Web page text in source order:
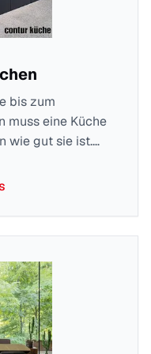
bis zum
muss eine Küche
wie gut sie ist.
neuen Küche. Ob
ist auf jede
der hohen
und der
in ihrem
Verlassen Sie
und die